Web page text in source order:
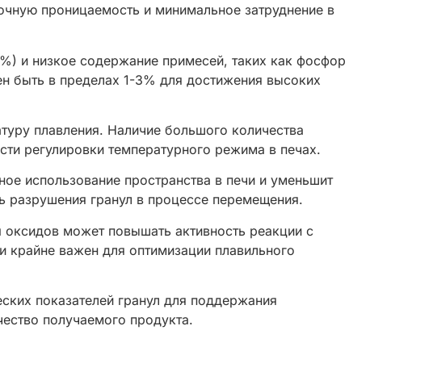
проницаемость и минимальное затруднение в
и низкое содержание примесей, таких как фосфор
быть в пределах 1-3% для достижения высоких
плавления. Наличие большого количества
регулировки температурного режима в печах.
использование пространства в печи и уменьшит
разрушения гранул в процессе перемещения.
может повышать активность реакции с
крайне важен для оптимизации плавильного
показателей гранул для поддержания
получаемого продукта.